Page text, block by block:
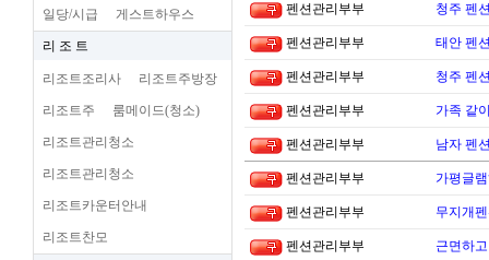
일당/시급 게스트하우스
리 조 트
리조트조리사 리조트주방장
리조트주 룸메이드(청소)
리조트관리청소
리조트관리청소
리조트카운터안내
리조트찬모
펜션관리부부 청주 펜
펜션관리부부 태안 펜
펜션관리부부 청주 펜
펜션관리부부 가족 같
펜션관리부부 남자 펜
펜션관리부부 가평글
펜션관리부부 무지개
펜션관리부부 근면하